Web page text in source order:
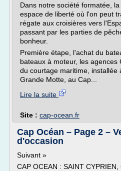
Dans notre société formatée,
espace de liberté où l'on peut
régate aux croisières vers
passant par les parties de
bonheur.
Première étape, l'achat du
bateaux à moteur, les agences
du courtage maritime, installée
Grande Motte, au Cap...
Lire la suite
Site : cap-ocean.fr
Cap Océan – Page 2 –
d'occasion
Suivant »
CAP OCEAN : SAINT